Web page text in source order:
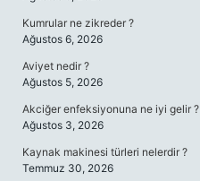
Kumrular ne zikreder ?
Ağustos 6, 2026
Aviyet nedir ?
Ağustos 5, 2026
Akciğer enfeksiyonuna ne iyi gelir ?
Ağustos 3, 2026
Kaynak makinesi türleri nelerdir ?
Temmuz 30, 2026